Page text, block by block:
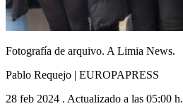
Fotografía de arquivo. A Limia News.
Pablo Requejo | EUROPAPRESS
28 feb 2024 . Actualizado a las 05:00 h.